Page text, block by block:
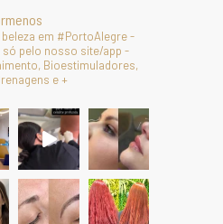
em #PortoAlegre -
pelo nosso site/app -
Bioestimuladores,
e +